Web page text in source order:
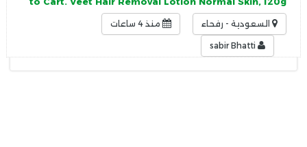
السعودية - رفحاء منذ 4 ساعات